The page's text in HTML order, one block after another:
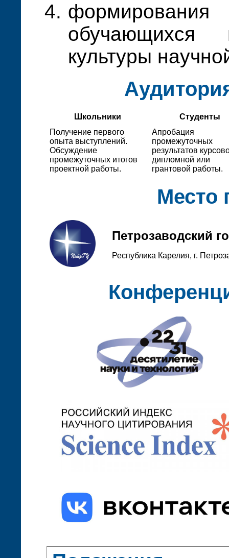
культуры
Школьники
Студенты
Получение первого
опыта выступлений.
Обсуждение
промежуточных итогов
проектной работы.
Апробация
промежуточных
результатов
дипломной или
грантовой работы.
Место
Петрозаводский
Республика Карелия, г.